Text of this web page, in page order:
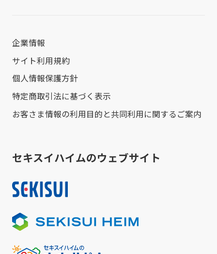
企業情報
サイト利用規約
個人情報保護方針
特定商取引法に基づく表示
お客さま情報の利用目的と共同利用に関するご案内
セキスイハイムのウェブサイト